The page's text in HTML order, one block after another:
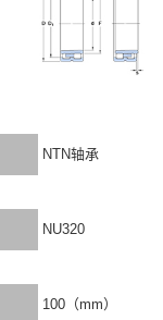
NTN轴承
NU320
100（mm）